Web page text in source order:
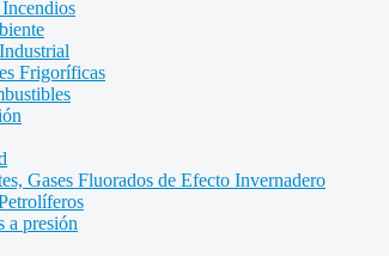
Frigoríficas
Gases Fluorados de Efecto Invernadero
a presión